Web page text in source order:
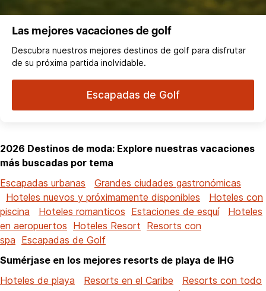
Las mejores vacaciones de golf
Descubra nuestros mejores destinos de golf para disfrutar
de su próxima partida inolvidable.
Escapadas de Golf
2026 Destinos de moda: Explore nuestras vacaciones
más buscadas por tema
Escapadas urbanas
Grandes ciudades gastronómicas
Hoteles nuevos y próximamente disponibles
Hoteles con
piscina
Hoteles romanticos Estaciones de esquí
Hoteles
en aeropuertos Hoteles Resort Resorts con
spa Escapadas de Golf
Sumérjase en los mejores resorts de playa de IHG
Hoteles de playa
Resorts en el Caribe
Resorts con todo